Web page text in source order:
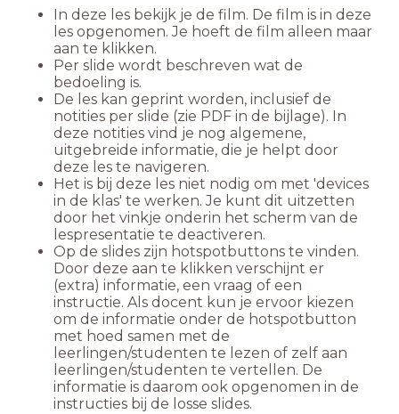
In deze les bekijk je de film. De film is in deze
les opgenomen. Je hoeft de film alleen maar
aan te klikken.
Per slide wordt beschreven wat de
bedoeling is.
De les kan geprint worden, inclusief de
notities per slide (zie PDF in de bijlage). In
deze notities vind je nog algemene,
uitgebreide informatie, die je helpt door
deze les te navigeren.
Het is bij deze les niet nodig om met 'devices
in de klas' te werken. Je kunt dit uitzetten
door het vinkje onderin het scherm van de
lespresentatie te deactiveren.
Op de slides zijn hotspotbuttons te vinden.
Door deze aan te klikken verschijnt er
(extra) informatie, een vraag of een
instructie. Als docent kun je ervoor kiezen
om de informatie onder de hotspotbutton
met hoed samen met de
leerlingen/studenten te lezen of zelf aan
leerlingen/studenten te vertellen. De
informatie is daarom ook opgenomen in de
instructies bij de losse slides.